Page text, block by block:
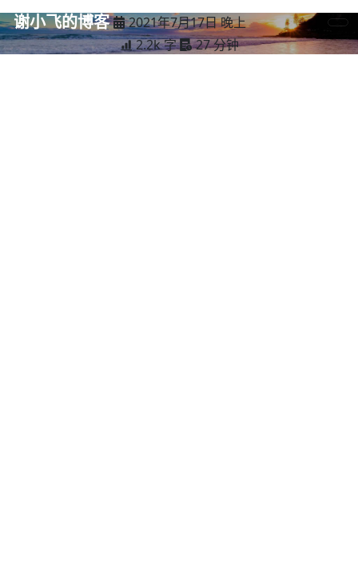
谢小飞的博客
2021年7月17日 晚上
2.2k 字
27 分钟